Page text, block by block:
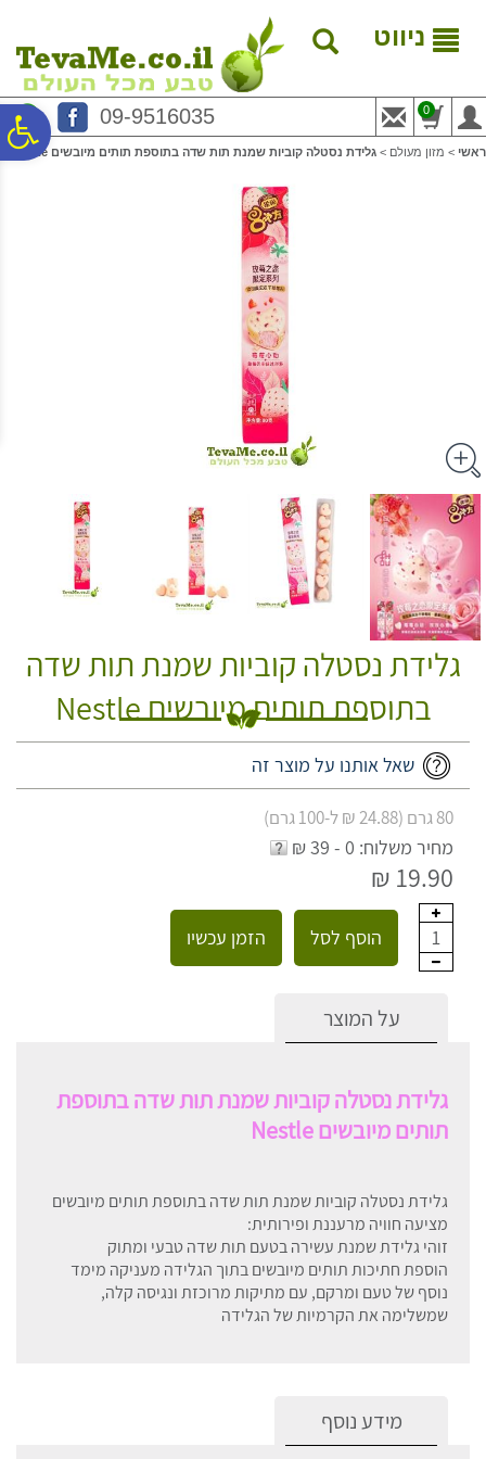
נגישות
המרכזי
ניווט
09-9516035 0
ראשי > מזון מעולם > גלידת נסטלה קוביות שמנת תות שדה בתוספת תותים מיובשים Nestle
גלידת נסטלה קוביות שמנת תות שדה
בתוספת תותים מיובשים Nestle
שאל אותנו על מוצר זה
80 גרם (24.88 ₪ ל-100 גרם)
מחיר משלוח: 0 - 39 ₪
19.90 ₪
1 הוסף לסל הזמן עכשיו
על המוצר
גלידת נסטלה קוביות שמנת תות שדה בתוספת
תותים מיובשים Nestle
גלידת נסטלה קוביות שמנת תות שדה בתוספת תותים מיובשים
מציעה חוויה מרעננת ופירותית:
זוהי גלידת שמנת עשירה בטעם תות שדה טבעי ומתוק
הוספת חתיכות תותים מיובשים בתוך הגלידה מעניקה מימד
נוסף של טעם ומרקם, עם מתיקות מרוכזת ונגיסה קלה,
שמשלימה את הקרמיות של הגלידה
מידע נוסף